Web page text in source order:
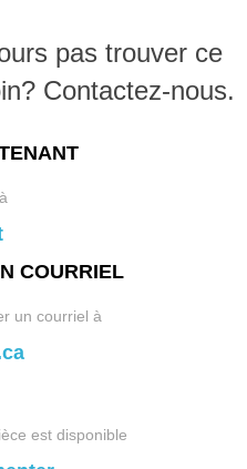
pas trouver ce
Contactez-nous.
COURRIEL
un courriel à
est disponible